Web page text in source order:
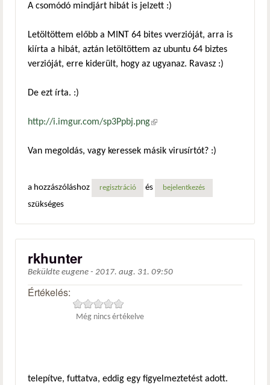
A csomódó mindjárt hibát is jelzett :)
Letöltöttem előbb a MINT 64 bites vverzióját, arra is
kiírta a hibát, aztán letöltöttem az ubuntu 64 biztes
verzióját, erre kiderült, hogy az ugyanaz. Ravasz :)
De ezt írta. :)
http://i.imgur.com/sp3Ppbj.png(külső hivatkozás)
Van megoldás, vagy keressek másik virusírtót? :)
a hozzászóláshoz regisztráció és bejelentkezés
szükséges
rkhunter
Beküldte eugene - 2017. aug. 31. 09:50
Értékelés:
Még nincs értékelve
telepítve, futtatva, eddig egy figyelmeztetést adott.